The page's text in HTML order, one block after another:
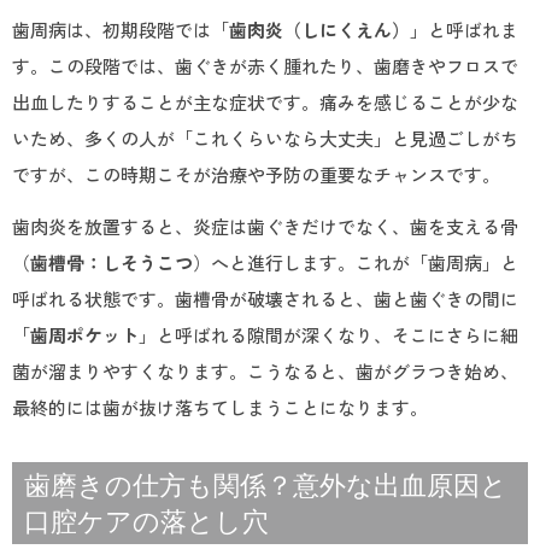
歯周病は、初期段階では「歯肉炎（しにくえん）
」と呼ばれま
す。この段階では、歯ぐきが赤く腫れたり、歯磨きやフロスで
出血したりすることが主な症状です。痛みを感じることが少な
いため、多くの人が「これくらいなら大丈夫」と見過ごしがち
ですが、この時期こそが治療や予防の重要なチャンスです。
歯肉炎を放置すると、炎症は歯ぐきだけでなく、歯を支える骨
（歯槽骨：しそうこつ）へと進行します。これが「歯周病」と
呼ばれる状態です。歯槽骨が破壊されると、歯と歯ぐきの間に
「歯周ポケット 」と呼ばれる隙間が深くなり、そこにさらに細
菌が溜まりやすくなります。こうなると、歯がグラつき始め、
最終的には歯が抜け落ちてしまうことになります。
歯磨きの仕方も関係？意外な出血原因と
口腔ケアの落とし穴